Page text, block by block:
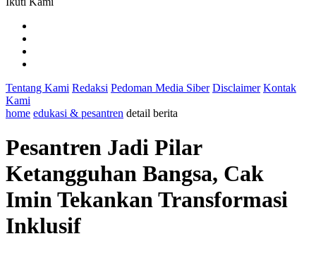
Tentang Kami Redaksi Pedoman Media Siber Disclaimer Kontak
Kami
home edukasi & pesantren detail berita
Pesantren Jadi Pilar
Ketangguhan Bangsa, Cak
Imin Tekankan Transformasi
Inklusif